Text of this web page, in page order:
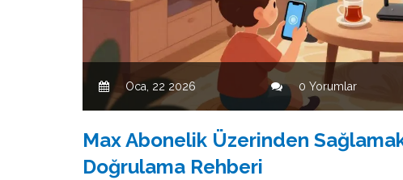
Oca, 22 2026 0 Yorumlar
Max Abonelik Üzerinden
Doğrulama Rehberi